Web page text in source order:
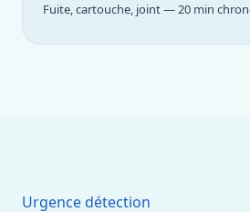
Fuite, cartouche, joint — 20 min
Urgence détection